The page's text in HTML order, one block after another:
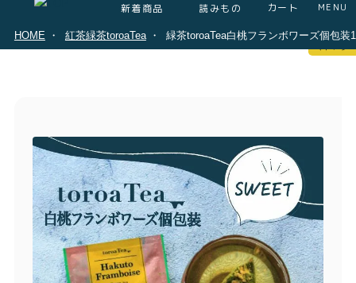
新着商品 読みもの カート MENU
商品一覧
とろ生ガトーショコラ
とろ生チーズケーキ
HOME 紅茶緑茶toroaTea 緑茶toroaTea白桃フランボワーズ個包装